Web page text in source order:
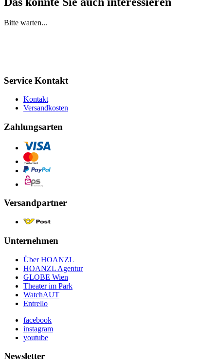
Bitte warten...
Service Kontakt
Kontakt
Versandkosten
Zahlungsarten
Versandpartner
Unternehmen
Über HOANZL
HOANZL Agentur
GLOBE Wien
Theater im Park
WatchAUT
Entrello
facebook
instagram
youtube
Newsletter